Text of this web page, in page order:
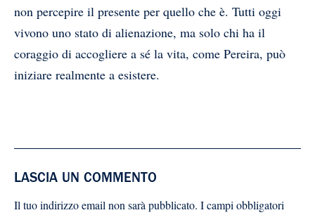
non percepire il presente per quello che è. Tutti oggi
vivono uno stato di alienazione, ma solo chi ha il
coraggio di accogliere a sé la vita, come Pereira, può
iniziare realmente a esistere.
LASCIA UN COMMENTO
Il tuo indirizzo email non sarà pubblicato. I campi obbligatori